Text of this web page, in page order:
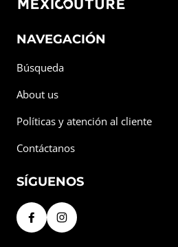
NAVEGACIÓN
Búsqueda
About us
Políticas y atención al cliente
Contáctanos
SÍGUENOS